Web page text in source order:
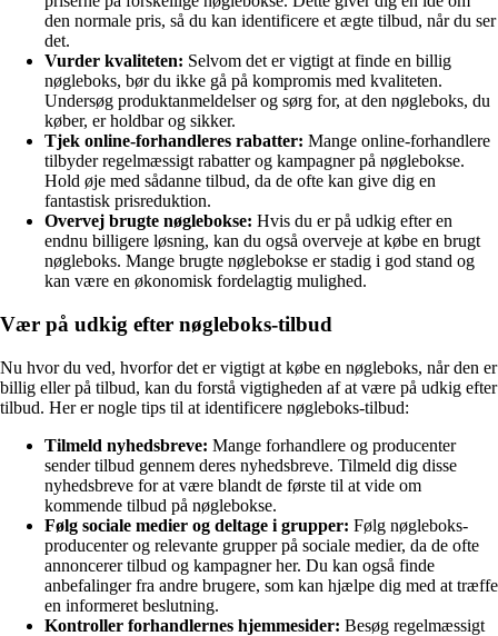
den normale pris, så du kan identificere et ægte tilbud, når du ser
det.
Vurder kvaliteten: Selvom det er vigtigt at finde en billig
nøgleboks, bør du ikke gå på kompromis med kvaliteten.
Undersøg produktanmeldelser og sørg for, at den nøgleboks, du
køber, er holdbar og sikker.
Tjek online-forhandleres rabatter: Mange online-forhandlere
tilbyder regelmæssigt rabatter og kampagner på nøglebokse.
Hold øje med sådanne tilbud, da de ofte kan give dig en
fantastisk prisreduktion.
Overvej brugte nøglebokse: Hvis du er på udkig efter en
endnu billigere løsning, kan du også overveje at købe en brugt
nøgleboks. Mange brugte nøglebokse er stadig i god stand og
kan være en økonomisk fordelagtig mulighed.
Vær på udkig efter nøgleboks-tilbud
Nu hvor du ved, hvorfor det er vigtigt at købe en nøgleboks, når den er
billig eller på tilbud, kan du forstå vigtigheden af at være på udkig efter
tilbud. Her er nogle tips til at identificere nøgleboks-tilbud:
Tilmeld nyhedsbreve: Mange forhandlere og producenter
sender tilbud gennem deres nyhedsbreve. Tilmeld dig disse
nyhedsbreve for at være blandt de første til at vide om
kommende tilbud på nøglebokse.
Følg sociale medier og deltage i grupper: Følg nøgleboks-
producenter og relevante grupper på sociale medier, da de ofte
annoncerer tilbud og kampagner her. Du kan også finde
anbefalinger fra andre brugere, som kan hjælpe dig med at træffe
en informeret beslutning.
Kontroller forhandlernes hjemmesider: Besøg regelmæssigt